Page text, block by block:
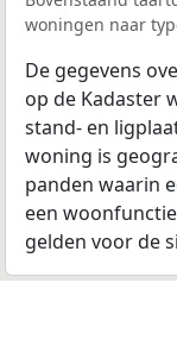
woningen naar
De gegevens
op de Kadaster
stand- en
woning is
panden waarin
een
gelden voor de